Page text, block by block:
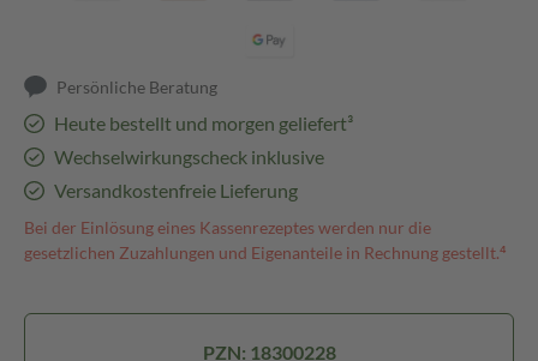
Persönliche Beratung
Heute bestellt und morgen geliefert³
Wechselwirkungscheck inklusive
Versandkostenfreie Lieferung
Bei der Einlösung eines Kassenrezeptes werden nur die
gesetzlichen Zuzahlungen und Eigenanteile in Rechnung gestellt.⁴
PZN: 18300228